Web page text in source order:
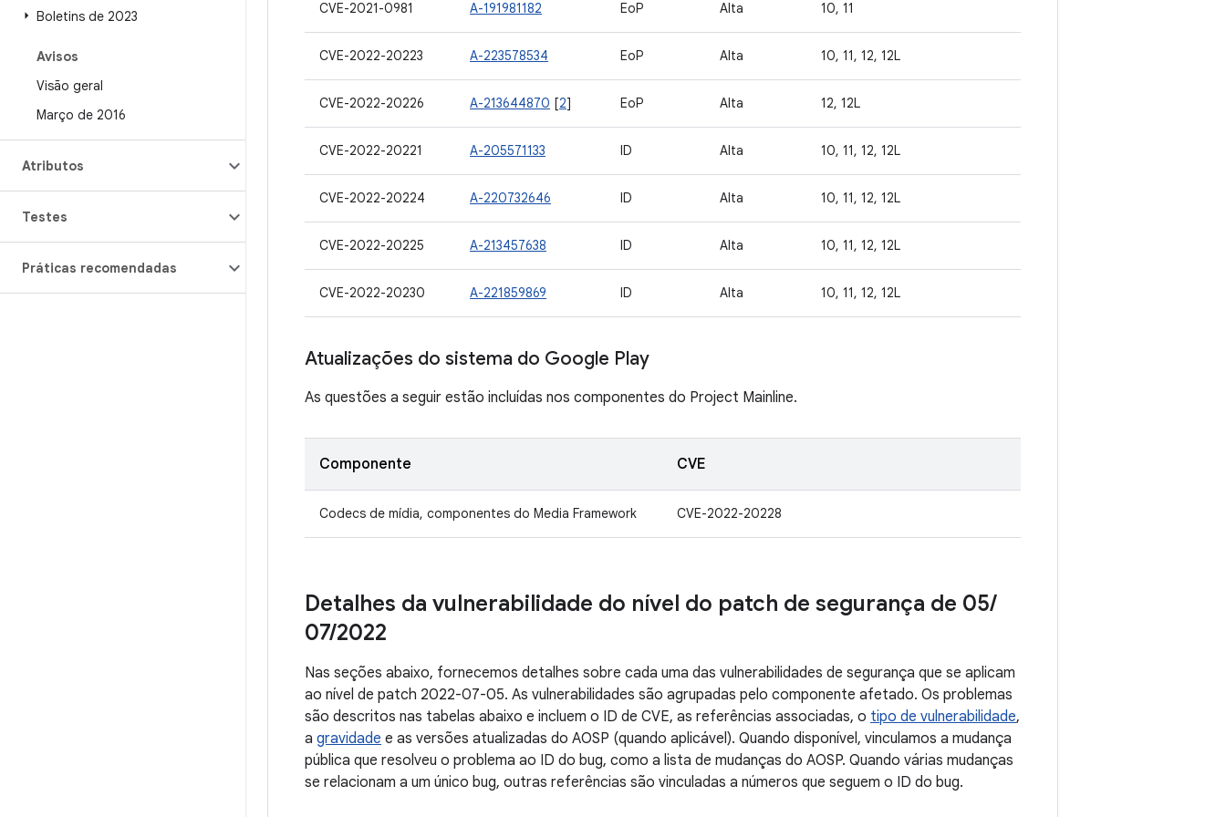
Boletins de 2023
Avisos
Visão geral
Março de 2016
Atributos
Testes
Práticas recomendadas
CVE-2021-0981 A-191981182 EoP Alta 10, 11
CVE-2022-20223 A-223578534 EoP Alta 10, 11, 12, 12L
CVE-2022-20226 A-213644870 [2] EoP Alta 12, 12L
CVE-2022-20221 A-205571133 ID Alta 10, 11, 12, 12L
CVE-2022-20224 A-220732646 ID Alta 10, 11, 12, 12L
CVE-2022-20225 A-213457638 ID Alta 10, 11, 12, 12L
CVE-2022-20230 A-221859869 ID Alta 10, 11, 12, 12L
Atualizações do sistema do Google Play
As questões a seguir estão incluídas nos componentes do Project Mainline.
Componente CVE
Codecs de mídia, componentes do Media Framework CVE-2022-20228
Detalhes da vulnerabilidade do nível do patch de segurança de 05/
07/2022
Nas seções abaixo, fornecemos detalhes sobre cada uma das vulnerabilidades de segurança que se aplicam
ao nível de patch 2022-07-05. As vulnerabilidades são agrupadas pelo componente afetado. Os problemas
são descritos nas tabelas abaixo e incluem o ID de CVE, as referências associadas, o tipo de vulnerabilidade,
a gravidade e as versões atualizadas do AOSP (quando aplicável). Quando disponível, vinculamos a mudança
pública que resolveu o problema ao ID do bug, como a lista de mudanças do AOSP. Quando várias mudanças
se relacionam a um único bug, outras referências são vinculadas a números que seguem o ID do bug.